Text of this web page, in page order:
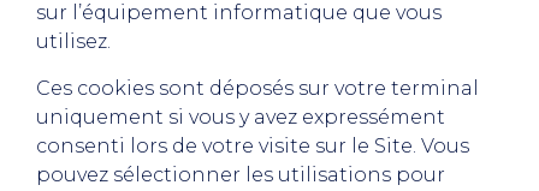
sur l’équipement informatique que vous
utilisez.
Ces cookies sont déposés sur votre terminal
uniquement si vous y avez expressément
consenti lors de votre visite sur le Site. Vous
pouvez sélectionner les utilisations pour